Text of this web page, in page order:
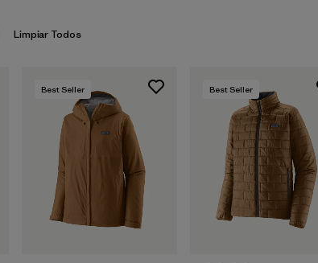
Limpiar Todos
Best Seller Best Seller